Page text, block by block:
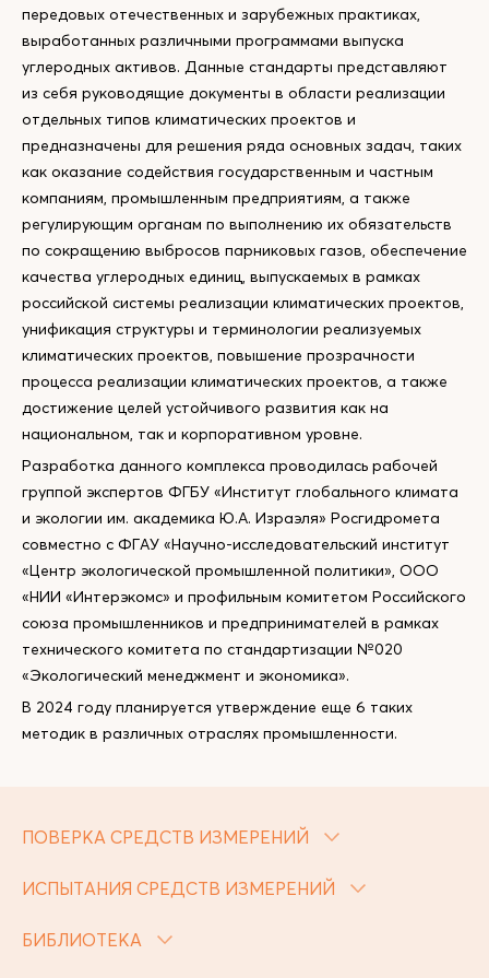
передовых отечественных и зарубежных практиках,
выработанных различными программами выпуска
углеродных активов. Данные стандарты представляют
из себя руководящие документы в области реализации
отдельных типов климатических проектов и
предназначены для решения ряда основных задач, таких
как оказание содействия государственным и частным
компаниям, промышленным предприятиям, а также
регулирующим органам по выполнению их обязательств
по сокращению выбросов парниковых газов, обеспечение
качества углеродных единиц, выпускаемых в рамках
российской системы реализации климатических проектов,
унификация структуры и терминологии реализуемых
климатических проектов, повышение прозрачности
процесса реализации климатических проектов, а также
достижение целей устойчивого развития как на
национальном, так и корпоративном уровне.
Разработка данного комплекса проводилась рабочей
группой экспертов ФГБУ «Институт глобального климата
и экологии им. академика Ю.А. Израэля» Росгидромета
совместно с ФГАУ «Научно-исследовательский институт
«Центр экологической промышленной политики», ООО
«НИИ «Интерэкомс» и профильным комитетом Российского
союза промышленников и предпринимателей в рамках
технического комитета по стандартизации №020
«Экологический менеджмент и экономика».
В 2024 году планируется утверждение еще 6 таких
методик в различных отраслях промышленности.
ПОВЕРКА СРЕДСТВ ИЗМЕРЕНИЙ
ИСПЫТАНИЯ СРЕДСТВ ИЗМЕРЕНИЙ
БИБЛИОТЕКА